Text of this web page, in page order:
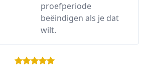
proefperiode
beëindigen als je dat
wilt.